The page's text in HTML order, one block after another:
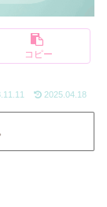
コピー
2025.04.18